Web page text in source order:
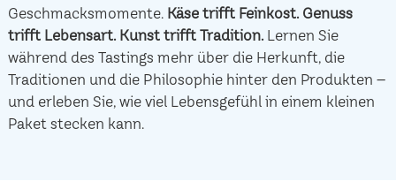
Geschmacksmomente. Käse trifft Feinkost. Genuss
trifft Lebensart. Kunst trifft Tradition.Lernen Sie
während des Tastings mehr über die Herkunft, die
Traditionen und die Philosophie hinter den Produkten –
und erleben Sie, wie viel Lebensgefühl in einem kleinen
Paket stecken kann.